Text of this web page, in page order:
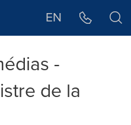
EN
-
de la